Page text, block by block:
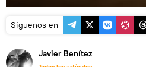
Síguenos en
Javier Benítez